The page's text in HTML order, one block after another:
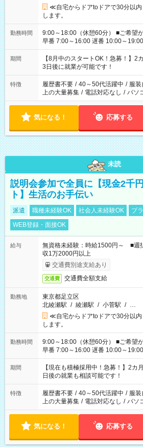
≪自宅からドアtoドアで30分以
します。
勤務時間
9:00～18:00（休憩60分） ■ご希望があれば下記シフトもOK！
早番 7:00～16:00 遅番 10:00～19:00 夜
と休みを合わせたい」 「余裕を持
「できれば残業はしたくない」 な
ね。 ※Wワーク希望の方へ 今ご覧のお仕事で希望する勤務時間
と、もう1つのお仕事の勤務時間。
合は応募できません。
期間
【8月中のスタートOK！急募！】
3日後に就業が可能です！
特徴 履歴書不要 / 40～50代活躍中 / 服装
上の大量募集 / 電話対応なし / パソ
気になる！ 応募する
未読
説明会参加で全員に【現金2千
ト】生活のお手伝い
派遣 職種未経験OK 社会人未経験OK
ブ
WEB登録・面接OK
給与
無資格未経験：時給1500円～ ■
収1万2000円以上
交通費別途支給あり
交通費 交通費全額支給
勤務地
東京都足立区
北綾瀬駅 / 綾瀬駅 / 小菅駅 / …
≪自宅からドアtoドアで30分以
します。
勤務時間
9:00～18:00（休憩60分） ■ご希望があれば下記シフトもOK！
早番 7:00～16:00 遅番 10:00～19:00 「家族と休みを合わせた
い」 「余裕を持って夕飯の準備が
たくない」 など、ご希望を教えてくださいね
の方へ 今ご覧のお仕事で希望する
の勤務時間。 合計で週40時間を超
期間
【現在も積極採用中！急募！】2
日後の就業も相談可能です！
特徴 履歴書不要 / 40～50代活躍中 / 服装
上の大量募集 / 電話対応なし / パソ
気になる！ 応募する